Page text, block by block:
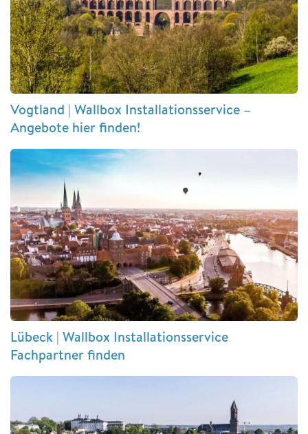
Vogtland | Wallbox Installationsservice –
Angebote hier finden!
Lübeck | Wallbox Installationsservice
Fachpartner finden